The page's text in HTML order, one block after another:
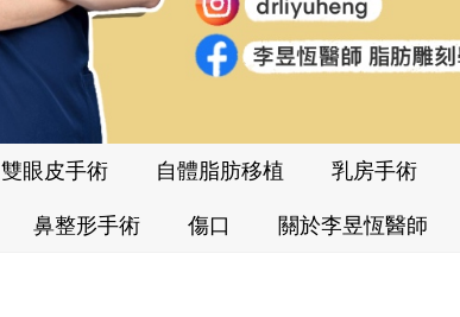
雙眼皮手術 自體脂肪移植 乳房手術
鼻整形手術 傷口 關於李昱恆醫師